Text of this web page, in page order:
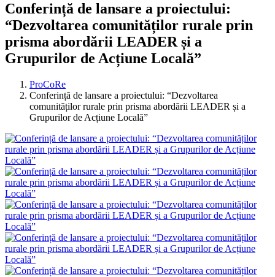
Conferință de lansare a proiectului:
“Dezvoltarea comunităților rurale prin
prisma abordării LEADER și a
Grupurilor de Acțiune Locală”
ProCoRe
Conferință de lansare a proiectului: “Dezvoltarea
comunităților rurale prin prisma abordării LEADER și a
Grupurilor de Acțiune Locală”